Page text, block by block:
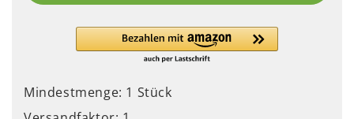
Mindestmenge: 1 Stück